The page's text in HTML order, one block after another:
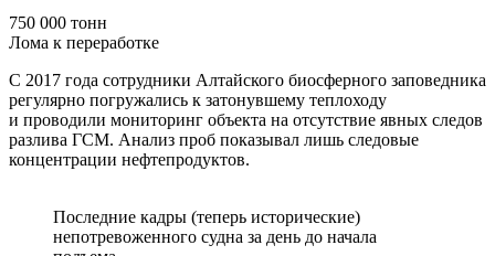
750 000 тонн
Лома к переработке
С 2017 года сотрудники Алтайского биосферного заповедника
регулярно погружались к затонувшему теплоходу
и проводили мониторинг объекта на отсутствие явных следов
разлива ГСМ. Анализ проб показывал лишь следовые
концентрации нефтепродуктов.
Последние кадры (теперь исторические)
непотревоженного судна за день до начала